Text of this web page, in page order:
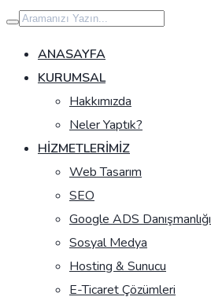
İçeriğe
geç
ANASAYFA
KURUMSAL
Hakkımızda
Neler Yaptık?
HIZMETLERIMIZ
Web Tasarım
SEO
Google ADS Danışmanlığı
Sosyal Medya
Hosting & Sunucu
E-Ticaret Çözümleri